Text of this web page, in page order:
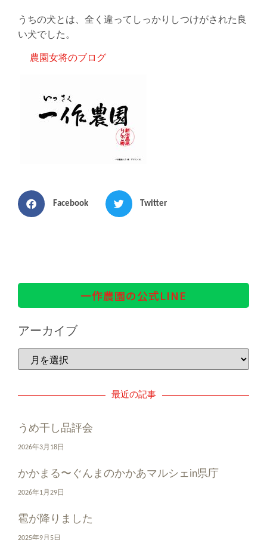
うちの犬とは、全く違ってしっかりしつけがされた良
い犬でした。
農園女将のブログ
Facebook Twitter
一作農園の公式LINE
アーカイブ
最近の記事
うめ干し品評会
2026年3月18日
かかまる〜ぐんまのかかあマルシェin県庁
2026年1月29日
雹が降りました
2025年9月5日